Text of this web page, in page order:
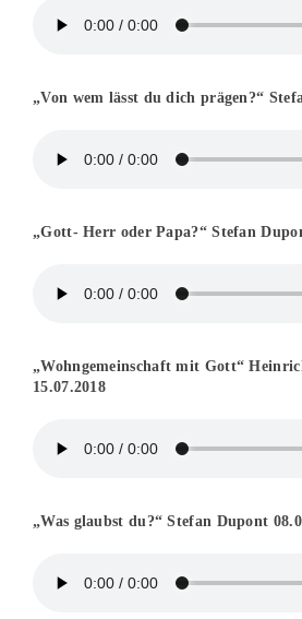
„Von wem lässt du dich prägen?“
„Gott- Herr oder Papa?“ Stefan
„Wohngemeinschaft mit Gott“
15.07.2018
„Was glaubst du?“ Stefan Dupont